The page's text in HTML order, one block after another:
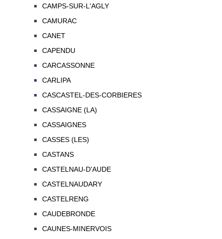
CAMPS-SUR-L'AGLY
CAMURAC
CANET
CAPENDU
CARCASSONNE
CARLIPA
CASCASTEL-DES-CORBIERES
CASSAIGNE (LA)
CASSAIGNES
CASSES (LES)
CASTANS
CASTELNAU-D'AUDE
CASTELNAUDARY
CASTELRENG
CAUDEBRONDE
CAUNES-MINERVOIS